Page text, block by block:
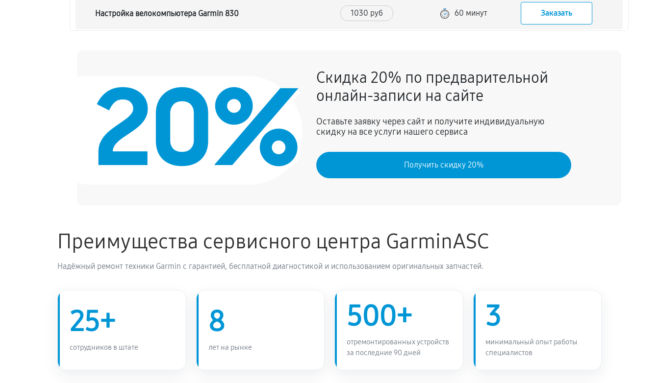
Настройка велокомпьютера Garmin 830 1030 руб 60 минут Заказать
400 руб 60 минут Заказать
Не включается велокомпьютера Garmin 830
20%
Скидка 20% по предварительной
онлайн-записи на сайте
Оставьте заявку через сайт и получите индивидуальную
скидку на все услуги нашего сервиса
Получить скидку 20%
Преимущества сервисного центра GarminASC
Надёжный ремонт техники Garmin с гарантией, бесплатной диагностикой и использованием оригинальных запчастей.
25+
сотрудников в штате
8
лет на рынке
500+
отремонтированных устройств
за последние 90 дней
3
минимальный опыт работы
специалистов